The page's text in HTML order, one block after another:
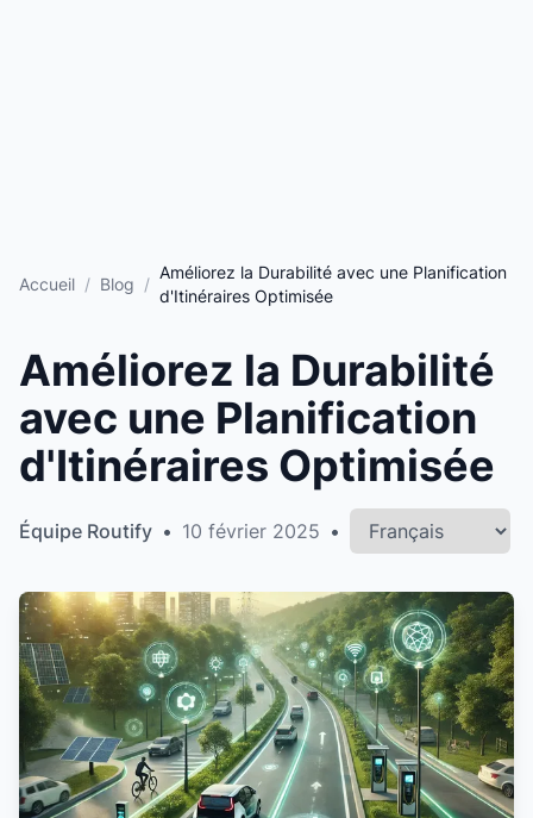
Accueil / Blog /
Améliorez la Durabilité avec une Planification
d'Itinéraires Optimisée
Améliorez la Durabilité
avec une Planification
d'Itinéraires Optimisée
Équipe Routify • 10 février 2025 • Choisir la langue